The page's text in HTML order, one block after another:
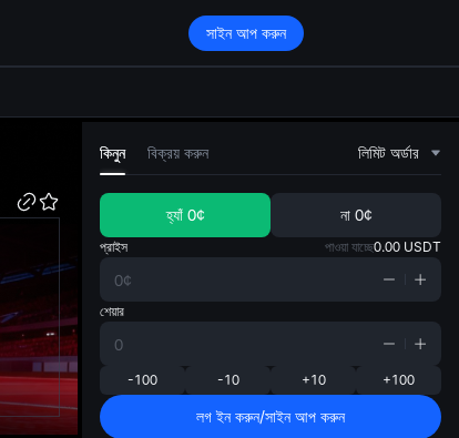
সাইন আপ করুন
কিনুন বিক্রয় করুন লিমিট অর্ডার
হ্যাঁ 0¢ না 0¢
প্রাইস পাওয়া যাচ্ছে0.00 USDT
শেয়ার
-100 -10 +10 +100
লগ ইন করুন/সাইন আপ করুন